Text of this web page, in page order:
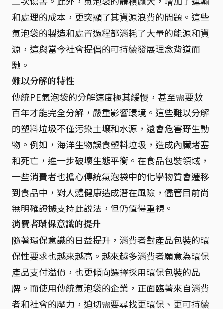
和處理的成本，更突顯了其資源浪費的問題。這些
氣泡袋的製造和處置過程都消耗了大量的能源和資
源，這與當今社會提倡的可持續發展理念背道而
馳。
難以分解的特性
傳統PE氣泡袋的分解速度極其緩慢，甚至需要數
百年才能完全分解，嚴重影響環境。這些難以分解
的塑料垃圾不僅污染土壤和水源，還會危害野生動
物。例如，海洋生物誤食塑料垃圾，造成內臟堵塞
和死亡，進一步破壞生態平衡。在食品包裝領域，
一些消費者也擔心傳統氣泡袋中的化學物質會遷移
到食品中，對人體健康造成潛在風險，儘管目前尚
無明確證據支持此說法，但仍值得重視。
消費者環保意識的提升
隨著環保意識的日益提升，消費者對產品包裝的環
保性要求也越來越高。越來越多消費者願意為環保
產品支付溢價，也更傾向選擇採用環保包裝的品
牌。而使用傳統氣泡袋的企業，正面臨著來自消費
者和社會的壓力，迫切需要尋找更環保、更可持續